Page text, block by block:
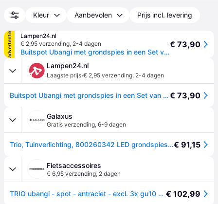
Kleur Aanbevolen Prijs incl. levering
advertentie
Lampen24.nl
€ 2,95 verzending, 2-4 dagen
Buitspot Ubangi met grondspies in een Set van 3, zwart, Aluminium
€ 73,90
Lampen24.nl
Laagste prijs·€ 2,95 verzending, 2-4 dagen
Buitspot Ubangi met grondspies in een Set van 3, zwart, Aluminium€ 73,90
Galaxus
Gratis verzending, 6-9 dagen
Trio, Tuinverlichting, 800260342 LED grondspies set van 3 3xGU10 (GU10, IP65)€ 91,15
Fietsaccessoires
€ 6,95 verzending, 2 dagen
TRIO ubangi - spot - antraciet - excl. 3x gu10 4,9w - buitenverlichting - ip65 € 102,99